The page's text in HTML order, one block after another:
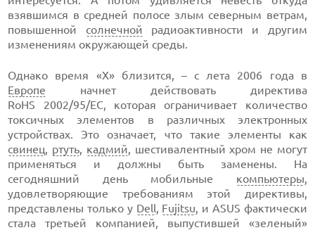
взявшимся в средней полосе злым северным ветрам,
повышенной солнечной радиоактивности и другим
изменениям окружающей среды.
Однако время «Х» близится, – с лета 2006 годав
Европе начнет действовать директива
RoHS 2002/95/EC, которая ограничивает количество
токсичных элементов в различных электронных
устройствах. Это означает, что такие элементы как
свинец, ртуть, кадмий, шестивалентный хром не могут
применяться и должны быть заменены. На
сегодняшний день мобильные компьютеры,
удовлетворяющие требованиям этой директивы,
представлены только у Dell, Fujitsu, и ASUS фактически
стала третьей компанией, выпустившей «зеленый»